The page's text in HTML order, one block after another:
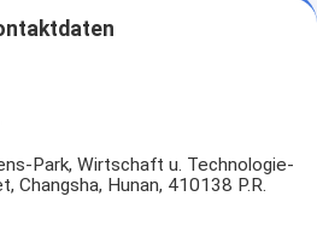
Park, Wirtschaft u. Technologie-
Changsha, Hunan, 410138 P.R.